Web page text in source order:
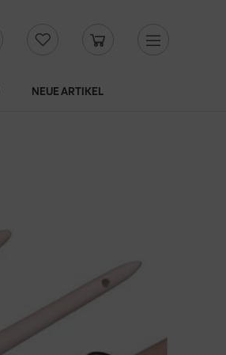
NEUE ARTIKEL